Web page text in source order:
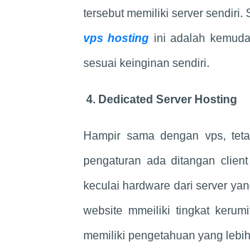
tersebut memiliki server sendiri.
vps hosting ini adalah
sesuai keinginan sendiri.
4. Dedicated Server Hosting
Hampir sama dengan vps,
pengaturan ada ditangan
keculai hardware dari server
website mmeiliki tingkat
memiliki pengetahuan yang